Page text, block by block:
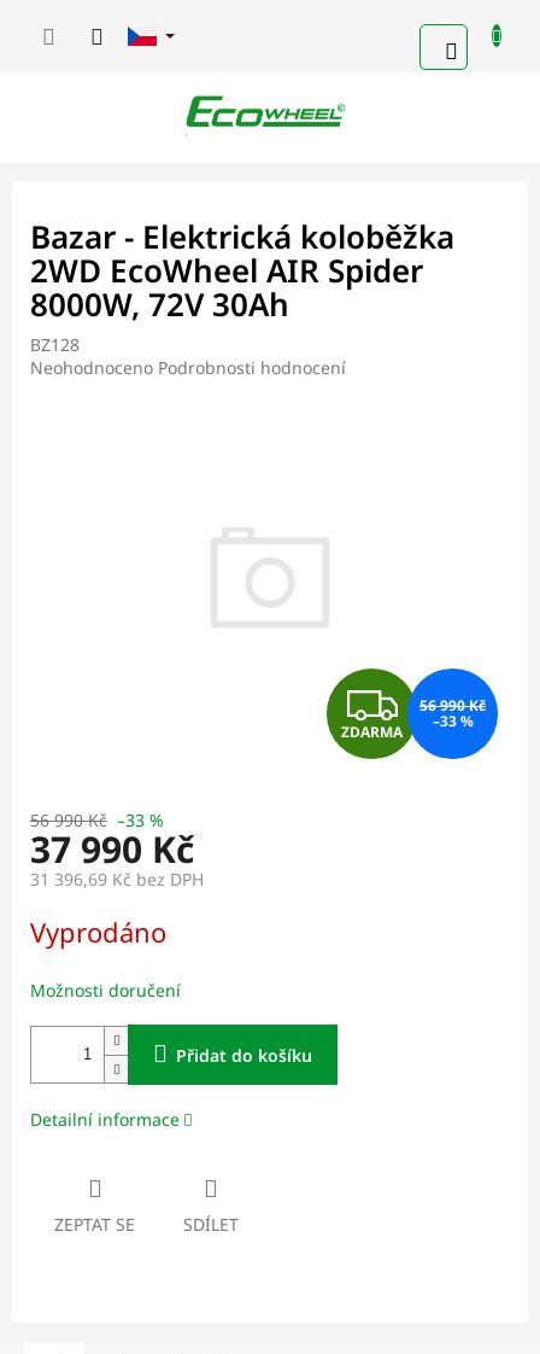
KOŠÍK
Bazar - Elektrická koloběžka
2WD EcoWheel AIR Spider
8000W, 72V 30Ah
BZ128
Průměrné
Neohodnoceno Podrobnosti hodnocení
Z
D
ZDARMA
56 990 Kč
–33 %
56 990 Kč –33 %
37 990 Kč
31 396,69 Kč bez DPH
cena:
Vyprodáno
Možnosti doručení
Přidat do košíku
Detailní informace
ZEPTAT SE SDÍLET